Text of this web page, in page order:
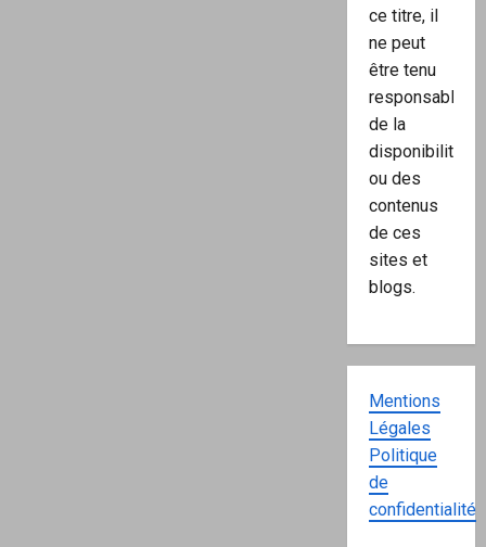
ce titre, il
ne peut
être tenu
responsable
de la
disponibilité
ou des
contenus
de ces
sites et
blogs.
Mentions
Légales
Politique
de
confidentialité